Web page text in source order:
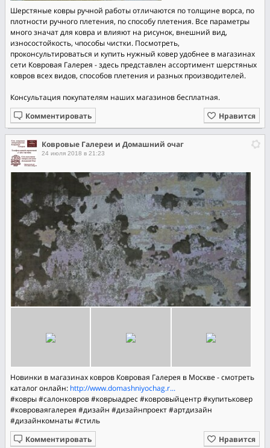
Шерстяные ковры ручной работы отличаются по толщине ворса, по
плотности ручного плетения, по способу плетения. Все параметры
много значат для ковра и влияют на рисунок, внешний вид,
износостойкость, чпособы чистки. Посмотреть,
проконсультироваться и купить нужный ковер удобнее в магазинах
сети Ковровая Галерея - здесь представлен ассортимент шерстяных
ковров всех видов, способов плетения и разных производителей.
Консультация покупателям наших магазинов бесплатная.
Нравится
Комментировать
Ковровые Галереи и Домашний очаг
24 июля 2018 в 21:23
Новинки в магазинах ковров Ковровая Галерея в Москве - смотреть
каталог онлайн: http://www.domashniyochag.r...
#ковры#салонковров#коврыадрес#ковровыйцентр#купитьковер
#ковроваягалерея #дизайн #дизайнпроект#артдизайн
#дизайнкомнаты#стиль
Нравится
Комментировать